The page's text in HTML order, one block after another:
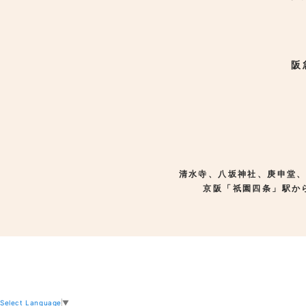
阪
清水寺、八坂神社、庚申堂
京阪「祇園四条」駅
Select Language ▼